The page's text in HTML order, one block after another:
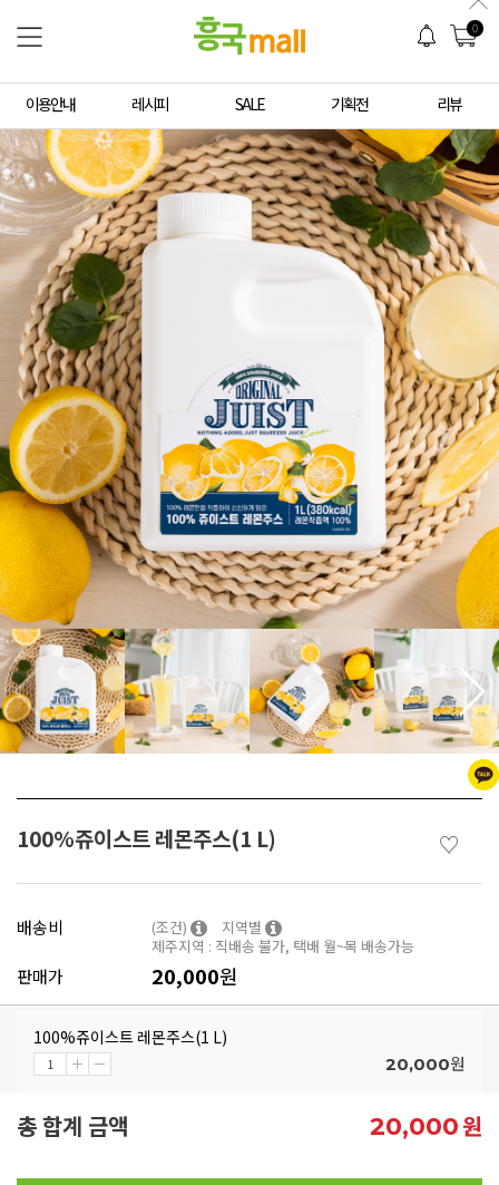
0
이용안내 레시피 SALE 기획전 리뷰
100%쥬이스트 레몬주스(1 L) ♡
배송비 (조건)
지역별
제주지역 : 직배송 불가, 택배 월~목 배송가능
판매가 20,000원
100%쥬이스트 레몬주스(1 L)
20,000원
총 합계 금액 20,000원